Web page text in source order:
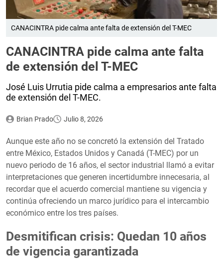
CANACINTRA pide calma ante falta de extensión del T-MEC
CANACINTRA pide calma ante falta
de extensión del T-MEC
José Luis Urrutia pide calma a empresarios ante falta
de extensión del T-MEC.
Brian Prado Julio 8, 2026
Aunque este año no se concretó la extensión del Tratado
entre México, Estados Unidos y Canadá (T-MEC) por un
nuevo periodo de 16 años, el sector industrial llamó a evitar
interpretaciones que generen incertidumbre innecesaria, al
recordar que el acuerdo comercial mantiene su vigencia y
continúa ofreciendo un marco jurídico para el intercambio
económico entre los tres países.
Desmitifican crisis: Quedan 10 años
de vigencia garantizada